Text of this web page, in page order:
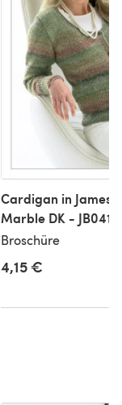
Cardigan in James
Marble DK - JB041
Broschüre
4,15 €